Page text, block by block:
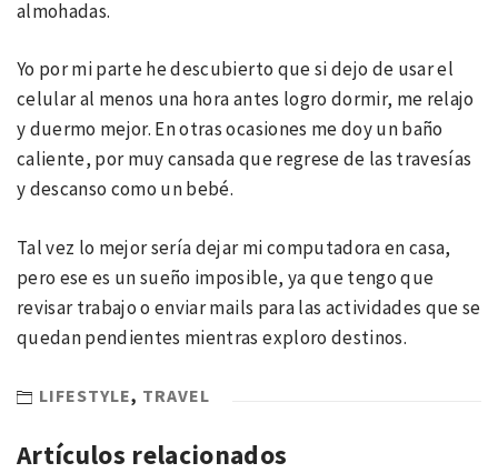
almohadas.
Yo por mi parte he descubierto que si dejo de usar el
celular al menos una hora antes logro dormir, me relajo
y duermo mejor. En otras ocasiones me doy un baño
caliente, por muy cansada que regrese de las travesías
y descanso como un bebé.
Tal vez lo mejor sería dejar mi computadora en casa,
pero ese es un sueño imposible, ya que tengo que
revisar trabajo o enviar mails para las actividades que se
quedan pendientes mientras exploro destinos.
LIFESTYLE, TRAVEL
Artículos relacionados